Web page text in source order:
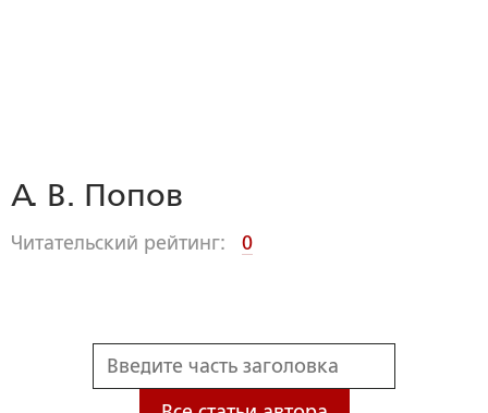
А. В. Попов
Читательский рейтинг: 0